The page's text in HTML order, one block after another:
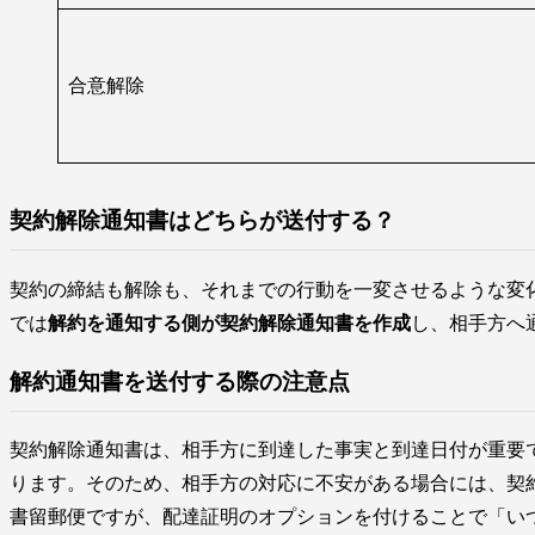
合意解除
契約解除通知書はどちらが送付する？
契約の締結も解除も、それまでの行動を一変させるような
では解約を通知する側が契約解除通知書を作成し、相手方へ
解約通知書を送付する際の注意点
契約解除通知書は、相手方に到達した事実と到達日付が重
ります。そのため、相手方の対応に不安がある場合には、契
書留郵便ですが、配達証明のオプションを付けることで「